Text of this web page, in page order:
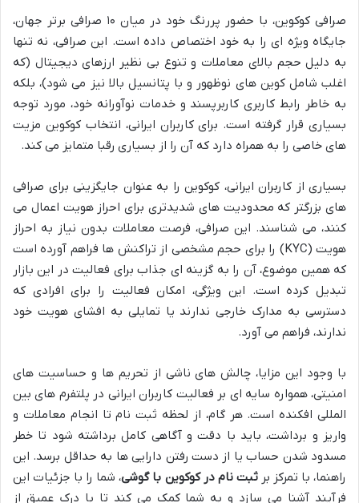
صرافی کوکوین، با حضور پررنگ خود در میان ۱۰ صرافی برتر جهان،
جایگاه ویژه ای را به خود اختصاص داده است. این صرافی، نه تنها
به دلیل حجم بالای معاملات و تنوع بی نظیر ارزهای دیجیتال (که
اغلب شامل کوین های نوظهور و با پتانسیل بالا نیز می شود)، بلکه
به خاطر رابط کاربری کاربرپسند و خدمات نوآورانه خود، مورد توجه
بسیاری قرار گرفته است. برای کاربران ایرانی، انتخاب کوکوین مزیت
های خاصی را به همراه دارد که آن را از بسیاری رقبا متمایز می کند.
بسیاری از کاربران ایرانی، کوکوین را به عنوان جایگزینی برای صرافی
های بزرگتر که محدودیت های شدیدتری برای احراز هویت اعمال می
کنند، می شناسند. این صرافی، فرصت معاملات بدون نیاز به احراز
هویت (KYC) را برای حجم مشخصی از تراکنش ها فراهم آورده است
که همین موضوع، آن را به گزینه ای جذاب برای فعالیت در این بازار
تبدیل کرده است. این ویژگی، امکان فعالیت را برای افرادی که
دسترسی به مدارک خارجی ندارند یا تمایلی به افشای هویت خود
ندارند، فراهم می آورد.
با وجود این مزایا، چالش های ناشی از تحریم ها و حساسیت های
امنیتی، همواره سایه ای بر فعالیت کاربران ایرانی در پلتفرم های بین
المللی افکنده است. هر گام، از لحظه ثبت نام تا انجام معاملات و
واریز و برداشت، باید با دقت و آگاهی کامل برداشته شود تا خطر
مسدود شدن حساب یا از دست رفتن دارایی ها به حداقل برسد. این
راهنما، با تمرکز برثبت نام در کوکوین با گوشی، شما را با جزئیات این
فرآیند آشنا می سازد و به شما کمک می کند تا با درک عمیق از